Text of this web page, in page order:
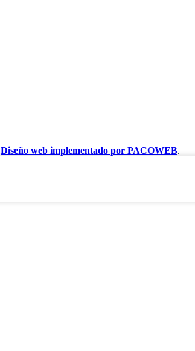
Diseño web implementado por PACOWEB.